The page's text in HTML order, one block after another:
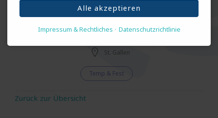
Getriebeprüfer (m/w/d)
St. Gallen
Temp & Fest
Zurück zur Übersicht
Alle akzeptieren
Impressum & Rechtliches Datenschutzrichtlinie